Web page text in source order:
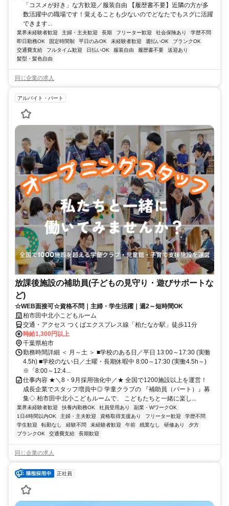
「コスメが好き」な方歓迎／服装自由 【履歴書不要】近隣の方が多
数活躍中の職場です！覚えることも少ないのでどなたでもスグに活躍
できます...
業界未経験者歓迎 主婦・主夫歓迎 長期 フリーター歓迎 社会保険あり
学歴不問
即日勤務OK
固定時間制 平日のみOK 未経験者歓迎 週払いOK
ブランクOK
交通費支給
フルタイム歓迎 日払いOK 服装自由 履歴書不要
送迎あり
髪型・髪色自由
同じ企業の求人
アルバイト・パート
放課後施設の補助員(子どもの見守り・遊びサポートな
ど)
☆WEB面接可☆資格不問｜主婦・学生活躍｜週2～短時間OK
柏市田中北小こどもルーム
交通・アクセス つくばエクスプレス線「柏たなか駅」徒歩11分
時給1,300円以上
千葉県柏市
勤務時間詳細 ＜ 月～土 ＞ ■学校のある日／平日 13:00～17:30 (実働
4.5h) ■学校のない日／土曜・長期休暇中 8:00～17:30 (実働4.5h～)
※「8:00～12:4...
仕事内容 ★＼8・9月採用強化中／★ 全国で1200施設以上を運営！
成長企業でスタッフ増員中◎ 学童クラブの 『補助員（パート）』募
集◇ 柏市田中北小こどもルームで、 こどもたちと一緒に楽し...
業界未経験者歓迎 扶養内勤務OK 社員登用あり
副業・WワークOK
1日4時間以内OK
主婦・主夫歓迎 資格取得支援あり フリーター歓迎
学歴不問
学生歓迎
転勤なし 経験不問 未経験者歓迎 午前 残業なし 研修あり
夕方
ブランクOK
交通費支給 長期歓迎
同じ企業の求人
正社員